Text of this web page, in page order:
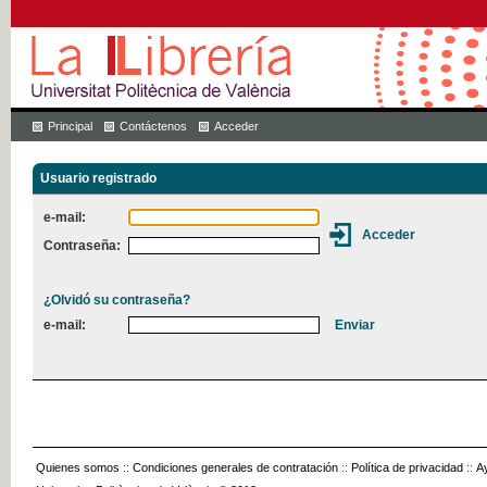
Principal Contáctenos Acceder
Usuario registrado
e-mail:
Contraseña:
¿Olvidó su contraseña?
e-mail:
Quienes somos :: Condiciones generales de contratación :: Política de privacidad ::